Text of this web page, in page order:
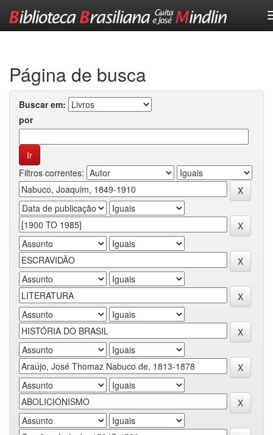
Página de busca
Buscar em:
por
Filtros correntes: